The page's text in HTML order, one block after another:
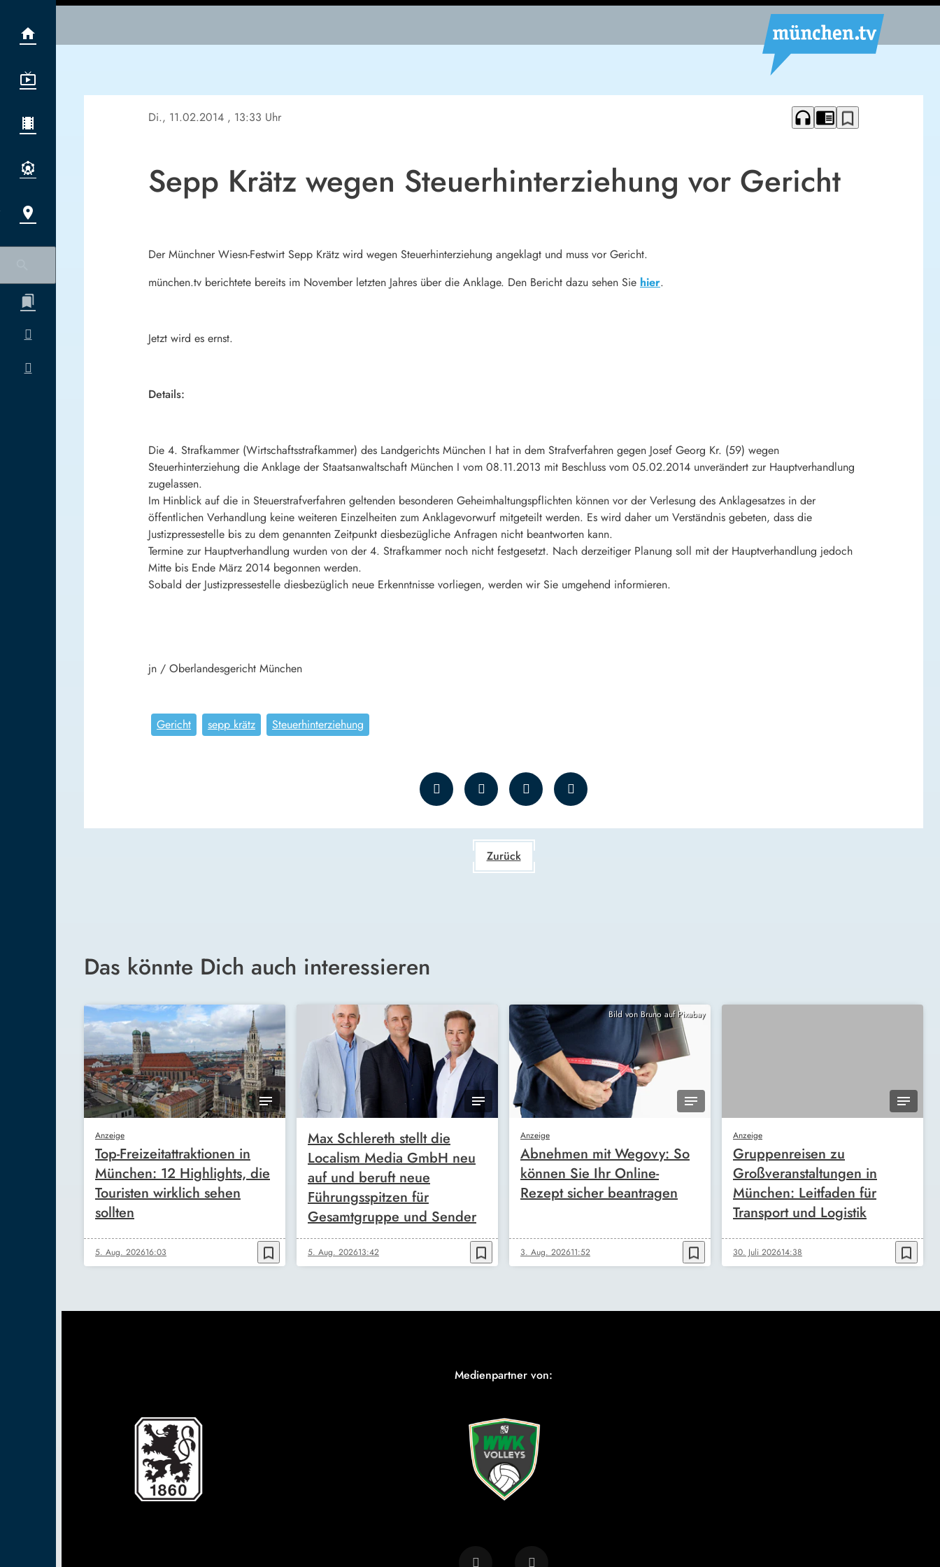
Di., 11.02.2014 , 13:33 Uhr headphones chrome_reader_mode bookmark_border
Sepp Krätz wegen Steuerhinterziehung vor Gericht
Der Münchner Wiesn-Festwirt Sepp Krätz wird wegen Steuerhinterziehung angeklagt und muss vor Gericht.
münchen.tv berichtete bereits im November letzten Jahres über die Anklage. Den Bericht dazu sehen Sie hier.
Jetzt wird es ernst.
Details:
Die 4. Strafkammer (Wirtschaftsstrafkammer) des Landgerichts München I hat in dem Strafverfahren gegen Josef Georg Kr. (59) wegen
Steuerhinterziehung die Anklage der Staatsanwaltschaft München I vom 08.11.2013 mit Beschluss vom 05.02.2014 unverändert zur Hauptverhandlung
zugelassen.
Im Hinblick auf die in Steuerstrafverfahren geltenden besonderen Geheimhaltungspflichten können vor der Verlesung des Anklagesatzes in der
öffentlichen Verhandlung keine weiteren Einzelheiten zum Anklagevorwurf mitgeteilt werden. Es wird daher um Verständnis gebeten, dass die
Justizpressestelle bis zu dem genannten Zeitpunkt diesbezügliche Anfragen nicht beantworten kann.
Termine zur Hauptverhandlung wurden von der 4. Strafkammer noch nicht festgesetzt. Nach derzeitiger Planung soll mit der Hauptverhandlung jedoch
Mitte bis Ende März 2014 begonnen werden.
Sobald der Justizpressestelle diesbezüglich neue Erkenntnisse vorliegen, werden wir Sie umgehend informieren.
jn / Oberlandesgericht München
Gericht sepp krätz Steuerhinterziehung
Zurück
Das könnte Dich auch interessieren
Anzeige
Top-Freizeitattraktionen in
München: 12 Highlights, die
Touristen wirklich sehen
sollten
5. Aug. 202616:03 bookmark_border
Max Schlereth stellt die
Localism Media GmbH neu
auf und beruft neue
Führungsspitzen für
Gesamtgruppe und Sender
5. Aug. 202613:42 bookmark_border
Bild von Bruno auf Pixabay
Anzeige
Abnehmen mit Wegovy: So
können Sie Ihr Online-
Rezept sicher beantragen
3. Aug. 202611:52 bookmark_border
Anzeige
Gruppenreisen zu
Großveranstaltungen in
München: Leitfaden für
Transport und Logistik
30. Juli 202614:38 bookmark_border
Medienpartner von: